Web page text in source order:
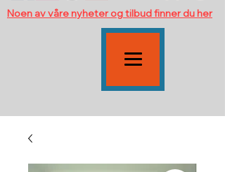
Noen av våre nyheter og tilbud finner du her